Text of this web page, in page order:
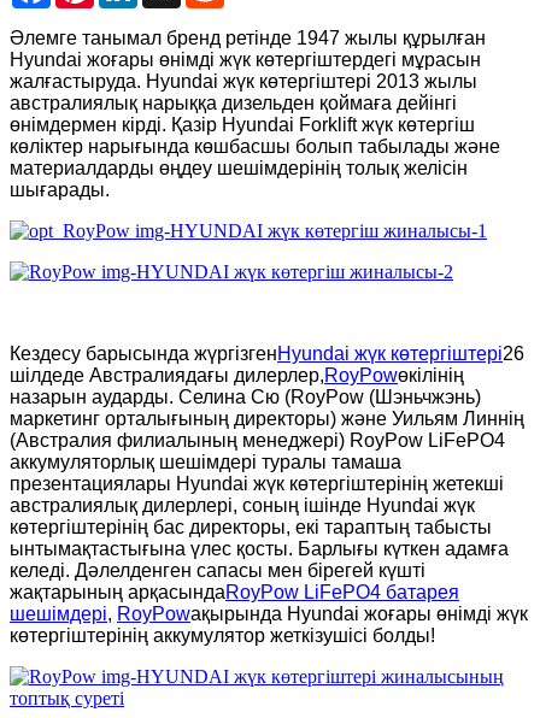
Әлемге танымал бренд ретінде 1947 жылы құрылған
Hyundai жоғары өнімді жүк көтергіштердегі мұрасын
жалғастыруда. Hyundai жүк көтергіштері 2013 жылы
австралиялық нарыққа дизельден қоймаға дейінгі
өнімдермен кірді. Қазір Hyundai Forklift жүк көтергіш
көліктер нарығында көшбасшы болып табылады және
материалдарды өңдеу шешімдерінің толық желісін
шығарады.
Кездесу барысында жүргізгенHyundai жүк көтергіштері26
шілдеде Австралиядағы дилерлер,RoyPowөкілінің
назарын аударды. Селина Сю (RoyPow (Шэньчжэнь)
маркетинг орталығының директоры) және Уильям Линнің
(Австралия филиалының менеджері) RoyPow LiFePO4
аккумуляторлық шешімдері туралы тамаша
презентациялары Hyundai жүк көтергіштерінің жетекші
австралиялық дилерлері, соның ішінде Hyundai жүк
көтергіштерінің бас директоры, екі тараптың табысты
ынтымақтастығына үлес қосты. Барлығы күткен адамға
келеді. Дәлелденген сапасы мен бірегей күшті
жақтарының арқасындаRoyPow LiFePO4 батарея
шешімдері, RoyPowақырында Hyundai жоғары өнімді жүк
көтергіштерінің аккумулятор жеткізушісі болды!